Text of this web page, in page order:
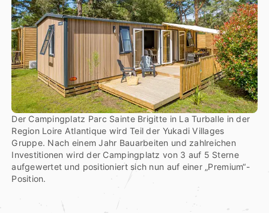
Der Campingplatz Parc Sainte Brigitte in La Turballe in der
Region Loire Atlantique wird Teil der Yukadi Villages
Gruppe. Nach einem Jahr Bauarbeiten und zahlreichen
Investitionen wird der Campingplatz von 3 auf 5 Sterne
aufgewertet und positioniert sich nun auf einer „Premium“-
Position.